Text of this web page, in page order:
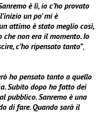
è lì, io c’ho provato
un po’ mi è
attimo è stato meglio così,
non era il momento. Io
c’ho ripensato tanto”,
ho pensato tanto a quello
Subito dopo ho fatto dei
pubblico. Sanremo è una
di fare. Quando sarà il